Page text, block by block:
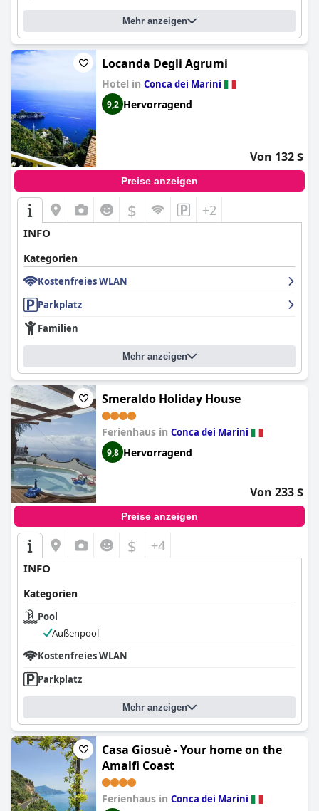
Mehr anzeigen
Locanda Degli Agrumi
Hotel in Conca dei Marini
9,2 Hervorragend
Von 132 $
Preise anzeigen
$ +2
INFO
Kategorien
Kostenfreies WLAN
Parkplatz
Familien
Mehr anzeigen
Smeraldo Holiday House
Ferienhaus in Conca dei Marini
9,8 Hervorragend
Von 233 $
Preise anzeigen
$ +4
INFO
Kategorien
Pool
Außenpool
Kostenfreies WLAN
Parkplatz
Mehr anzeigen
Casa Giosuè - Your home on the
Amalfi Coast
Ferienhaus in Conca dei Marini